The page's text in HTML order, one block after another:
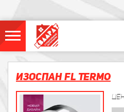
Изоспан FL Termo